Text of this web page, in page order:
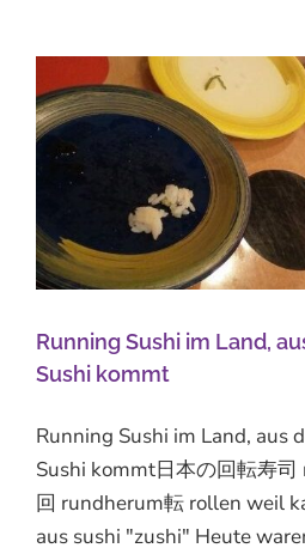
Running Sushi im Land,
Sushi kommt
Running Sushi im Land, aus
Sushi kommt日本の回転寿
回 rundherum転 rollen weil
aus sushi "zushi" Heute